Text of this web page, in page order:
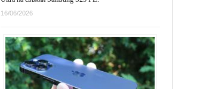
16/06/2026